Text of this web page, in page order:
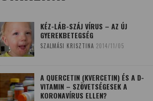
KÉZ-LÁB-SZÁJ VÍRUS – AZ ÚJ
GYEREKBETEGSÉG
SZALMÁSI KRISZTINA 2014/11/05
A QUERCETIN (KVERCETIN) ÉS A D-
VITAMIN – SZÖVETSÉGESEK A
KORONAVÍRUS ELLEN?